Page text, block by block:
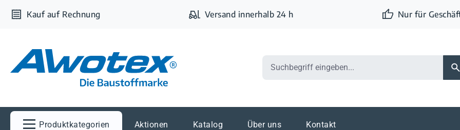
Hauptinhalt springen
Zur Suche springen
Zur Hauptnavigation springen
Kauf auf Rechnung Versand innerhalb 24 h Nur für
Produktkategorien Aktionen Katalog Über uns Kontakt